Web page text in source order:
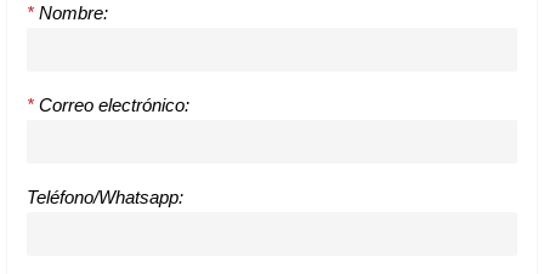
* Nombre:
* Correo electrónico:
Teléfono/Whatsapp: